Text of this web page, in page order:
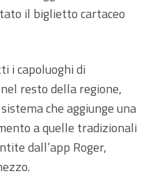
il biglietto cartaceo
i capoluoghi di
resto della regione,
che aggiunge una
a quelle tradizionali
dall’app Roger,